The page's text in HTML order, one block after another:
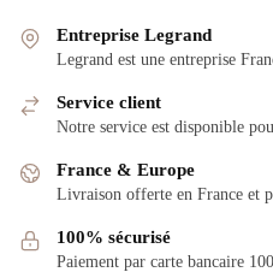
Entreprise Legrand
Legrand est une entreprise
Service client
Notre service est disponible
France & Europe
Livraison offerte en France et
100% sécurisé
Paiement par carte bancaire